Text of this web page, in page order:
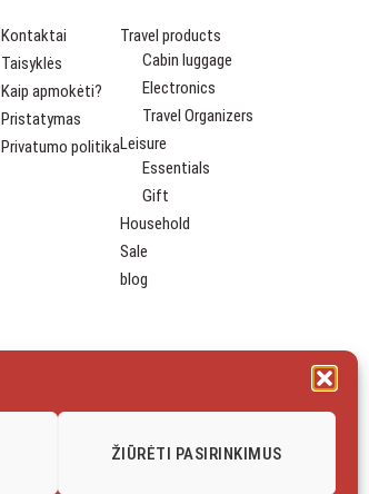
ŽIŪRĖTI PASIRINKIMUS
Kontaktai
Taisyklės
Kaip apmokėti?
Pristatymas
Privatumo politika
Travel products
Cabin luggage
Electronics
Travel Organizers
Leisure
Essentials
Gift
Household
Sale
blog